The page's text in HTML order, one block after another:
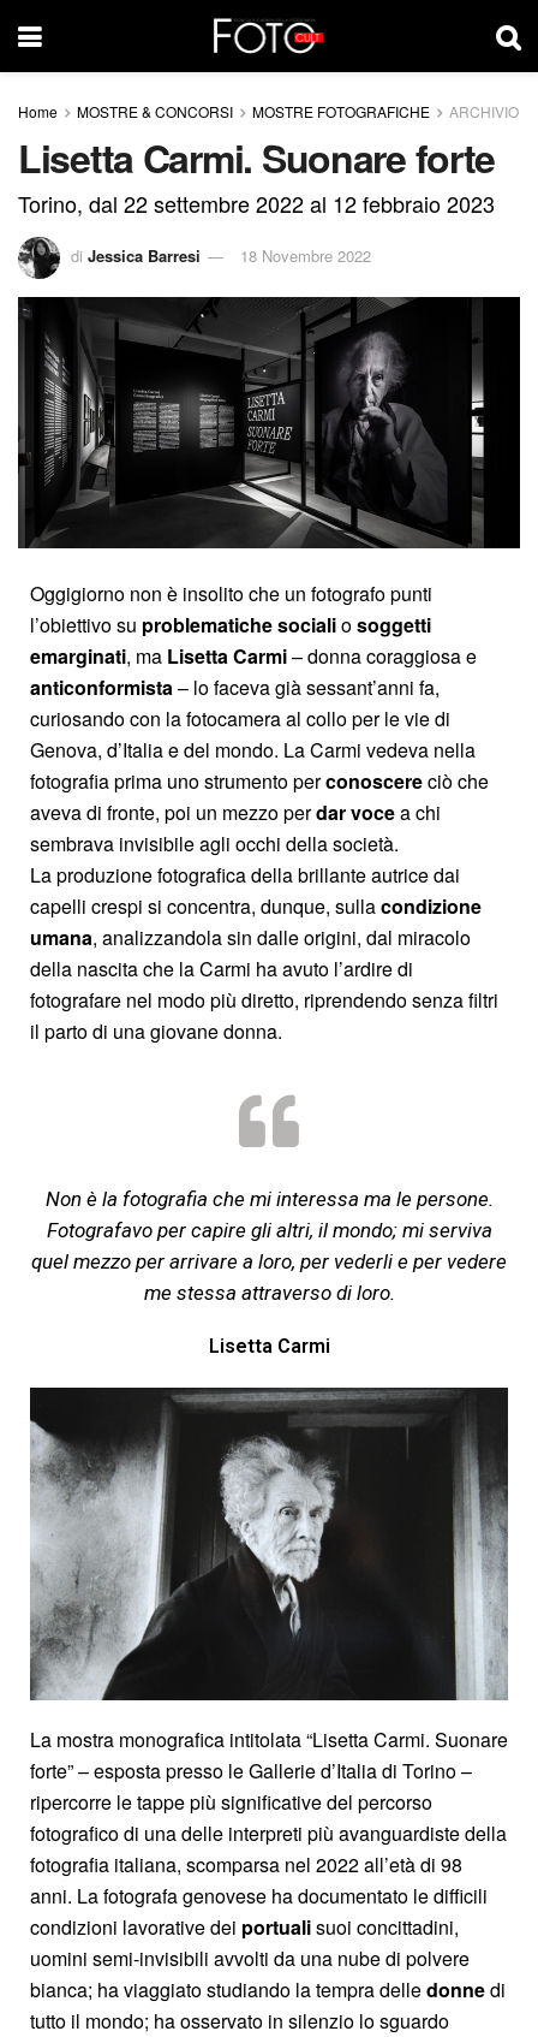
Home MOSTRE & CONCORSI MOSTRE FOTOGRAFICHE ARCHIVIO
Lisetta Carmi. Suonare forte
Torino, dal 22 settembre 2022 al 12 febbraio 2023
di Jessica Barresi 18 Novembre 2022
Oggigiorno non è insolito che un fotografo punti
l’obiettivo su problematiche socialiosoggetti
emarginati, ma Lisetta Carmi– donna coraggiosa e
anticonformista– lo faceva già sessant’anni fa,
curiosando con la fotocamera al collo per le vie di
Genova, d’Italia e del mondo. La Carmi vedeva nella
fotografia prima uno strumento perconoscereciò che
aveva di fronte, poi un mezzo perdar vocea chi
sembrava invisibile agli occhi della società.
La produzione fotografica della brillante autrice dai
capelli crespi si concentra, dunque, sullacondizione
umana, analizzandola sin dalle origini, dal miracolo
della nascita che la Carmi ha avuto l’ardire di
fotografare nel modo più diretto, riprendendo senza filtri
il parto di una giovane donna.
Non è la fotografia che mi interessa ma le persone.
Fotografavo per capire gli altri, il mondo; mi serviva
quel mezzo per arrivare a loro, per vederli e per vedere
me stessa attraverso di loro.
Lisetta Carmi
La mostra monografica intitolata “Lisetta Carmi. Suonare
forte” – esposta presso le Gallerie d’Italia di Torino –
ripercorre le tappe più significative del percorso
fotografico di una delle interpreti più avanguardiste della
fotografia italiana, scomparsa nel 2022 all’età di 98
anni. La fotografa genovese ha documentato le difficili
condizioni lavorative dei portualisuoi concittadini,
uomini semi-invisibili avvolti da una nube di polvere
bianca; ha viaggiato studiando la tempra delledonnedi
tutto il mondo; ha osservato in silenzio lo sguardo